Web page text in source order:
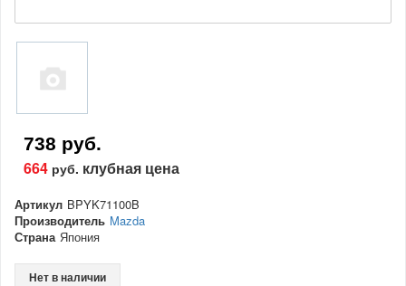
738 руб.
664 руб. клубная цена
Артикул BPYK71100B
Производитель Mazda
Страна Япония
Нет в наличии